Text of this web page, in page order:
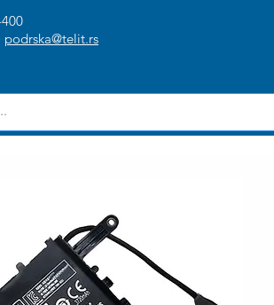
podrska@telit.rs